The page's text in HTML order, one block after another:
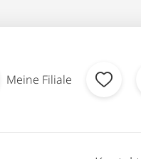
Meine Filiale